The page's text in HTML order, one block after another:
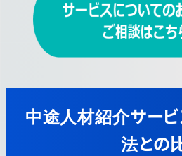
中途人材紹介サー
法との